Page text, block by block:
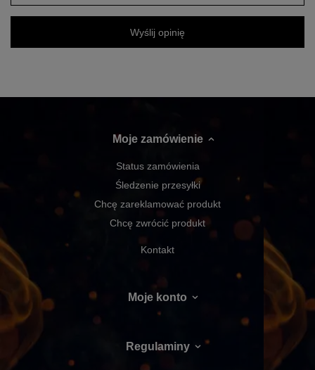
Wyślij opinię
Moje zamówienie
Status zamówienia
Śledzenie przesyłki
Chcę zareklamować produkt
Chcę zwrócić produkt
Kontakt
Moje konto
Regulaminy